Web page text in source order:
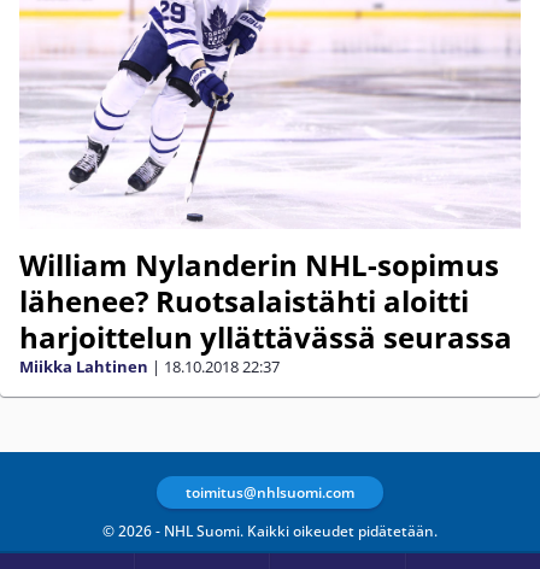
William Nylanderin NHL-sopimus
lähenee? Ruotsalaistähti aloitti
harjoittelun yllättävässä seurassa
Miikka Lahtinen | 18.10.201822:37
© 2026 - NHL Suomi. Kaikki oikeudet pidätetään.
toimitus@nhlsuomi.com